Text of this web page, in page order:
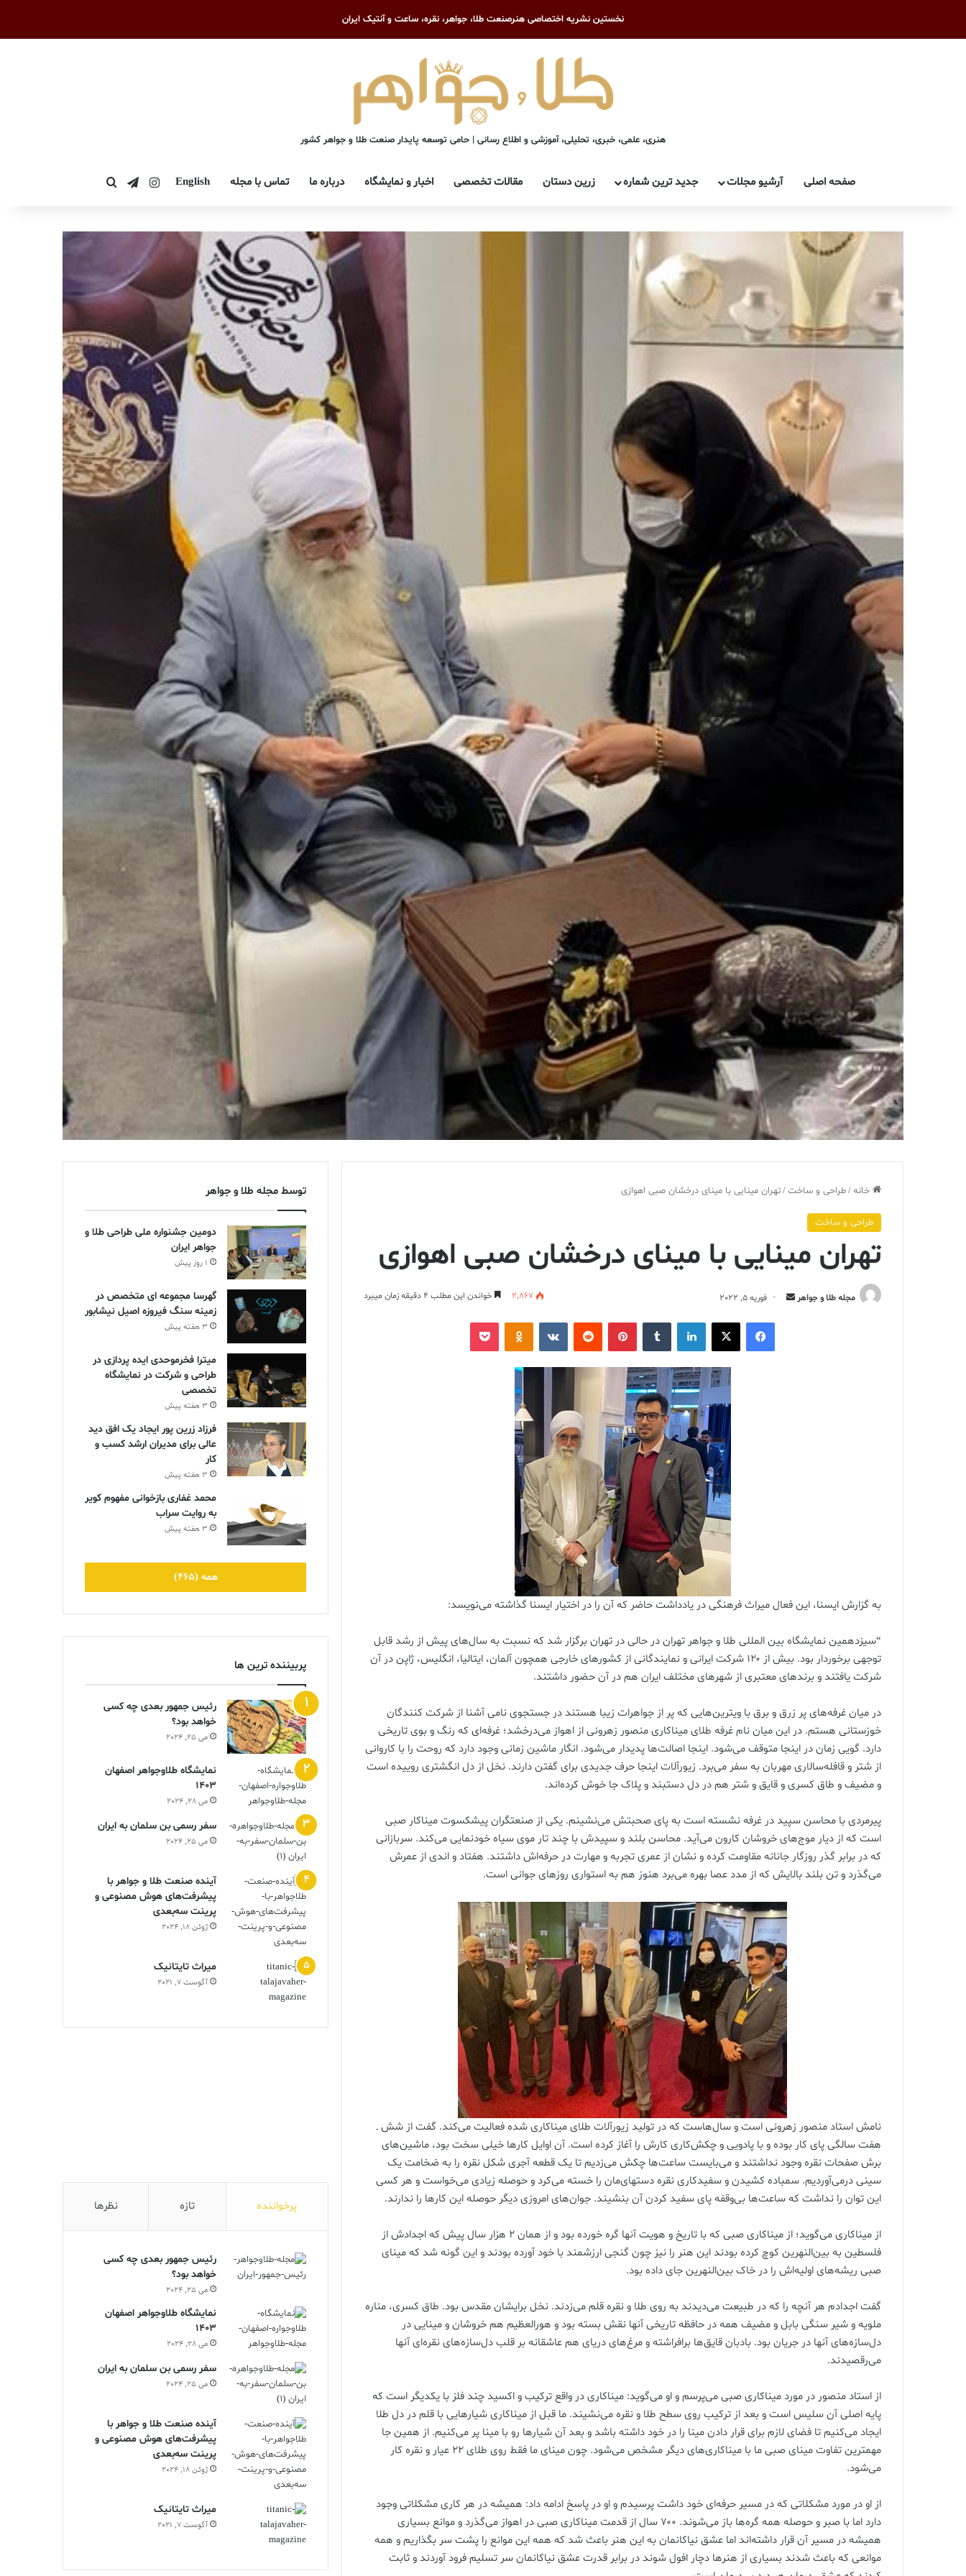
نخستین نشریه اختصاصی هنرصنعت طلا، جواهر، نقره، ساعت و آنتیک ایران
هنری، علمی، خبری، تحلیلی، آموزشی و اطلاع رسانی | حامی توسعه پایدار صنعت طلا و جواهر کشور
صفحه اصلی آرشیو مجلات جدید ترین شماره زرین دستان مقالات تخصصی اخبار و نمایشگاه درباره ما تماس با مجله English اینستاگرام
تلگرامجستجو برای
خانه/طراحی و ساخت/تهران مینایی با مینای درخشان صبی اهوازی
طراحی و ساخت
تهران مینایی با مینای درخشان صبی اهوازی
مجله طلا و جواهر
ارسال فوریه 5, 2022 2,867 خواندن این مطلب 4 دقیقه زمان میبرد
فیس بوک X لینکدین ‫تامبلر ‫پین‌ترست‫رددیت ‫VKontakte
‫Odnoklassniki
پاکت
به گزارش ایسنا، این فعال میراث فرهنگی در یادداشت حاضر که آن را در اختیار ایسنا گذاشته می‌نویسد:
“سیزدهمین نمایشگاه بین المللی طلا و جواهر تهران در حالی در تهران برگزار شد که نسبت به سال‌های پیش از رشد قابل
توجهی برخوردار بود. بیش از ۱۲۰ شرکت ایرانی و نمایندگانی از کشورهای خارجی همچون آلمان، ایتالیا، انگلیس، ژاپن در آن
شرکت یافتند و برندهای معتبری از شهرهای مختلف ایران هم در آن حضور داشتند.
در میان غرفه‌های پر زرق و برق با ویترین‌هایی که پر از جواهرات زیبا هستند در جستجوی نامی آشنا از شرکت کنندگان
خوزستانی هستم. در این میان نام غرفه طلای میناکاری منصور زهرونی از اهواز می‌درخشد؛ غرفه‌ای که رنگ و بوی تاریخی
دارد. گویی زمان در اینجا متوقف می‌شود. اینجا اصالت‌ها پدیدار می‌شود. انگار ماشین زمانی وجود دارد که روحت را با کاروانی
از شتر و قافله‌سالاری مهربان به سفر می‌برد. زیورآلات اینجا حرف جدیدی برای گفتن دارند. نخل از دل انگشتری روییده است
و مضیف و طاق کسری و قایق و شتر هم در دل دستبند و پلاک جا خوش کرده‌اند.
پیرمردی با محاسن سپید در غرفه نشسته است به پای صحبتش می‌نشینم. یکی از صنعتگران پیشکسوت میناکار صبی
است که از دیار موج‌های خروشان کارون می‌آید. محاسن بلند و سپیدش با چند تار موی سیاه خودنمایی می‌کند. سربازانی
که در برابر گذر روزگار جانانه مقاومت کرده و نشان از عمری تجربه و مهارت در حرفه‌اش داشتند. هفتاد و اندی از عمرش
می‌گذرد و تن بلند بالایش که از مدد عصا بهره می‌برد هنوز هم به استواری روزهای جوانی است.
نامش استاد منصور زهرونی است و سال‌هاست که در تولید زیورآلات طلای میناکاری شده فعالیت می‌کند. گفت از شش ـ
هفت سالگی پای کار بوده و با پادویی و چکش‌کاری کارش را آغاز کرده است. آن اوایل کارها خیلی سخت بود، ماشین‌های
برش صفحات نقره وجود نداشتند و می‌بایست ساعت‌ها چکش می‌زدیم تا یک قطعه آجری شکل نقره را به ضخامت یک
سینی درمی‌آوردیم. سمباده کشیدن و سفیدکاری نقره دستهای‌مان را خسته می‌کرد و حوصله زیادی می‌خواست و هر کسی
این توان را نداشت که ساعت‌ها بی‌وقفه پای سفید کردن آن بنشیند. جوان‌های امروزی دیگر حوصله این کارها را ندارند.
از میناکاری می‌گوید؛ از میناکاری صبی که با تاریخ و هویت آنها گره خورده بود و از همان ۲ هزار سال پیش که اجدادش از
فلسطین به بین‌النهرین کوچ کرده بودند این هنر را نیز چون گنجی ارزشمند با خود آورده بودند و این گونه شد که مینای
صبی ریشه‌های اولیه‌اش را در خاک بین‌النهرین جای داده بود.
گفت اجدادم هر آنچه را که در طبیعت می‌دیدند به روی طلا و نقره قلم می‌زدند. نخل برایشان مقدس بود. طاق کسری، مناره
ملویه و شیر سنگی بابل و مضیف همه در حافظه تاریخی آنها نقش بسته بود و هورالعظیم هم خروشان و مینایی در
دل‌سازه‌های آنها در جریان بود. بادبان قایق‌ها برافراشته و مرغ‌های دریای هم عاشقانه بر قلب دل‌سازه‌های نقره‌ای آنها
می‌رقصیدند.
از استاد منصور در مورد میناکاری صبی می‌پرسم و او می‌گوید: میناکاری در واقع ترکیب و اکسید چند فلز با یکدیگر است که
پایه اصلی آن سلیس است و بعد از ترکیب روی سطح طلا و نقره می‌نشیند. ما قبل از میناکاری شیارهایی با قلم در دل طلا
ایجاد می‌کنیم تا فضای لازم برای قرار دادن مینا را در خود داشته باشد و بعد آن شیارها رو با مینا پر می‌کنیم. از همین جا
مهمترین تفاوت مینای صبی ما با میناکاری‌های دیگر مشخص می‌شود. چون مینای ما فقط روی طلای ۲۲ عیار و نقره کار
می‌شود.
از او در مورد مشکلاتی که در مسیر حرفه‌ای خود داشت پرسیدم و او در پاسخ ادامه داد: همیشه در هر کاری مشکلاتی وجود
دارد اما با صبر و حوصله همه گره‌ها باز می‌شوند. ۷۰۰ سال از قدمت میناکاری صبی در اهواز می‌گذرد و موانع بسیاری
همیشه در مسیر آن قرار داشته‌اند اما عشق نیاکانمان به این هنر باعث شد که همه این موانع را پشت سر بگذاریم و همه
موانعی که باعث شدند بسیاری از هنرها دچار افول شوند در برابر قدرت عشق نیاکانمان سر تسلیم فرود آوردند و ثابت
توسط مجله طلا و جواهر
دومین جشنواره ملی طراحی طلا و
جواهر ایران
1 روز پیش
گهرسا مجموعه ای متخصص در
زمینه سنگ فیروزه اصیل نیشابور
3 هفته پیش
میترا فخرموحدی ایده پردازی در
طراحی و شرکت در نمایشگاه
تخصصی
3 هفته پیش
فرزاد زرین پور ایجاد یک افق دید
عالی برای مدیران ارشد کسب و
کار
3 هفته پیش
محمد غفاری بازخوانی مفهوم کویر
به روایت سراب
3 هفته پیش
همه (465)
پربیننده ترین ها
رئیس جمهور بعدی چه کسی
خواهد بود؟
می 25, 2024
نمایشگاه طلاوجواهر اصفهان
1403
می 28, 2024
سفر رسمی بن سلمان به ایران
می 25, 2024
آینده صنعت طلا و جواهر با
پیشرفت‌های هوش مصنوعی و
پرینت سه‌بعدی
ژوئن 18, 2024
ميراث تايتانيک
آگوست 7, 2021
پرخواننده تازه نظرها
رئیس جمهور بعدی چه کسی
خواهد بود؟
می 25, 2024
نمایشگاه طلاوجواهر اصفهان
1403
می 28, 2024
سفر رسمی بن سلمان به ایران
می 25, 2024
آینده صنعت طلا و جواهر با
پیشرفت‌های هوش مصنوعی و
پرینت سه‌بعدی
ژوئن 18, 2024
ميراث تايتانيک
آگوست 7, 2021